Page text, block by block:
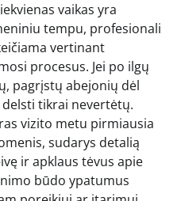
vaikas yra
tempu, profesionali
vertinant
procesus. Jei po ilgų
pagrįstų abejonių dėl
tikrai nevertėtų.
vizito metu pirmiausia
sudarys detalią
ir apklaus tėvus apie
būdo ypatumus